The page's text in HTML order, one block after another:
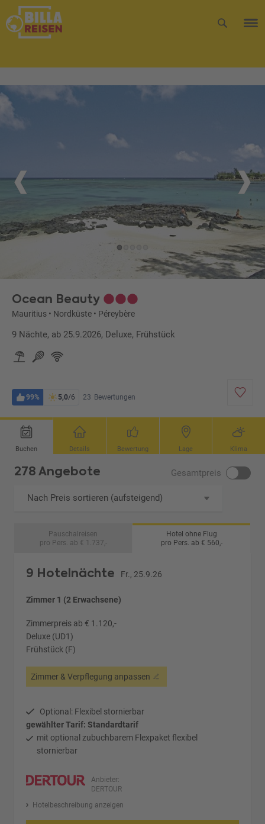
Ocean Beauty
Mauritius • Nordküste • Péreybère
9 Nächte, ab 25.9.2026, Deluxe, Frühstück
99% 5,0/6 23 Bewertungen
Buchen Details Bewertung Lage Klima
278 Angebote Gesamtpreis
Nach Preis sortieren (aufsteigend)
Pauschalreisen
pro Pers. ab € 1.737,-
Hotel ohne Flug
pro Pers. ab € 560,-
9 Hotelnächte Fr., 25.9.26
Zimmer 1 (2 Erwachsene)
Zimmerpreis ab € 1.120,-
Deluxe (UD1)
Frühstück (F)
Zimmer & Verpflegung anpassen
Optional: Flexibel stornierbar
gewählter Tarif: Standardtarif
mit optional zubuchbarem Flexpaket flexibel
stornierbar
Anbieter:
DERTOUR
Hotelbeschreibung anzeigen